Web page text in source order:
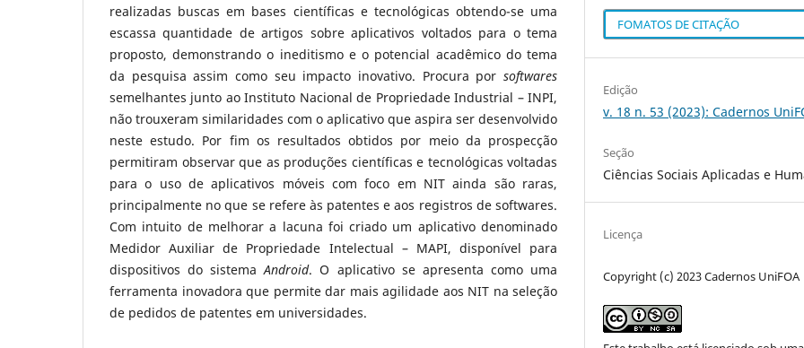
realizadas buscas em bases científicas e tecnológicas obtendo-se uma
escassa quantidade de artigos sobre aplicativos voltados para o tema
proposto, demonstrando o ineditismo e o potencial acadêmico do tema
da pesquisa assim como seu impacto inovativo. Procura por softwares
semelhantes junto ao Instituto Nacional de Propriedade Industrial – INPI,
não trouxeram similaridades com o aplicativo que aspira ser desenvolvido
neste estudo. Por fim os resultados obtidos por meio da prospecção
permitiram observar que as produções científicas e tecnológicas voltadas
para o uso de aplicativos móveis com foco em NIT ainda são raras,
principalmente no que se refere às patentes e aos registros de softwares.
Com intuito de melhorar a lacuna foi criado um aplicativo denominado
Medidor Auxiliar de Propriedade Intelectual – MAPI, disponível para
dispositivos do sistemaAndroid. O aplicativo se apresenta como uma
ferramenta inovadora que permite dar mais agilidade aos NIT na seleção
de pedidos de patentes em universidades.
FOMATOS DE CITAÇÃO
Edição
v. 18 n. 53 (2023): Cadernos
Seção
Ciências Sociais Aplicadas e
Licença
Copyright (c) 2023 Cadernos UniFOA